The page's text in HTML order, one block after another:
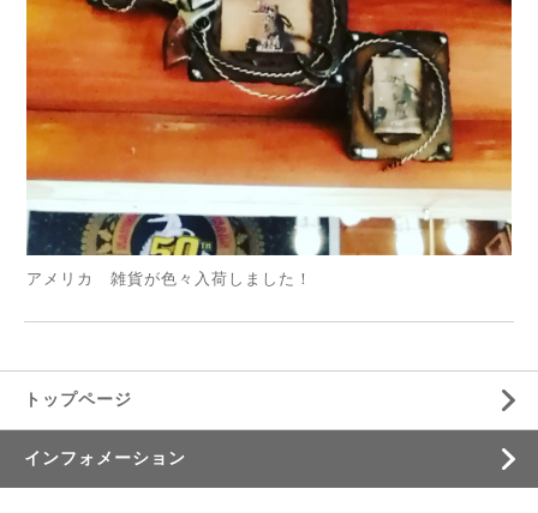
アメリカ 雑貨が色々入荷しました！
トップページ
インフォメーション